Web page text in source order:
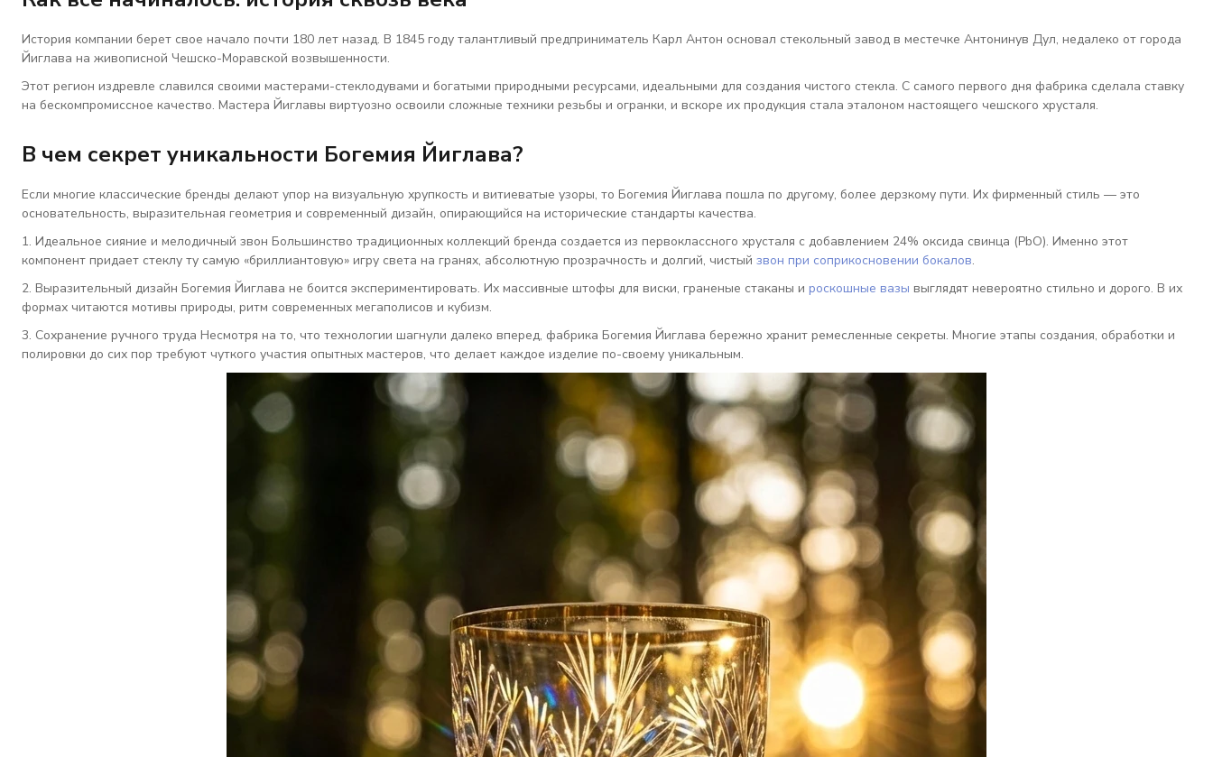
История компании берет свое начало почти 180 лет назад. В 1845 году талантливый предприниматель Карл Антон основал стекольный завод в местечке Антонинув Дул, недалеко от города
Йиглава на живописной Чешско-Моравской возвышенности.
Этот регион издревле славился своими мастерами-стеклодувами и богатыми природными ресурсами, идеальными для создания чистого стекла. С самого первого дня фабрика сделала ставку
на бескомпромиссное качество. Мастера Йиглавы виртуозно освоили сложные техники резьбы и огранки, и вскоре их продукция стала эталоном настоящего чешского хрусталя.
В чем секрет уникальности Богемия Йиглава?
Если многие классические бренды делают упор на визуальную хрупкость и витиеватые узоры, то Богемия Йиглава пошла по другому, более дерзкому пути. Их фирменный стиль — это
основательность, выразительная геометрия и современный дизайн, опирающийся на исторические стандарты качества.
1. Идеальное сияние и мелодичный звон Большинство традиционных коллекций бренда создается из первоклассного хрусталя с добавлением 24% оксида свинца (PbO). Именно этот
компонент придает стеклу ту самую «бриллиантовую» игру света на гранях, абсолютную прозрачность и долгий, чистый звон при соприкосновении бокалов.
2. Выразительный дизайн Богемия Йиглава не боится экспериментировать. Их массивные штофы для виски, граненые стаканы и роскошные вазы выглядят невероятно стильно и дорого. В их
формах читаются мотивы природы, ритм современных мегаполисов и кубизм.
3. Сохранение ручного труда Несмотря на то, что технологии шагнули далеко вперед, фабрика Богемия Йиглава бережно хранит ремесленные секреты. Многие этапы создания, обработки и
полировки до сих пор требуют чуткого участия опытных мастеров, что делает каждое изделие по-своему уникальным.